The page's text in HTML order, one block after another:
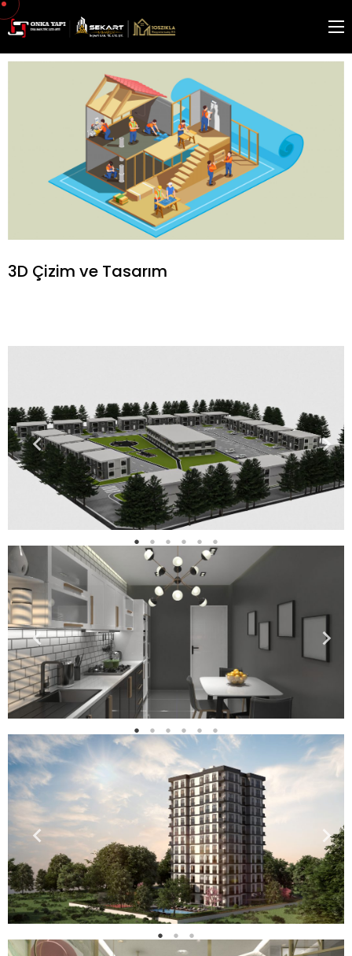
3D Çizim ve Tasarım